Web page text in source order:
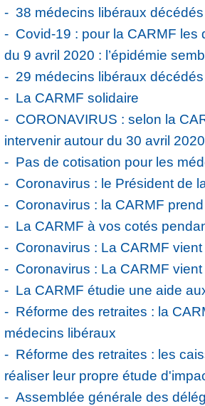
38 médecins libéraux
Covid-19 : pour la CARMF
du 9 avril 2020 : l’épidémie
29 médecins libéraux
La CARMF solidaire
CORONAVIRUS : selon la
intervenir autour du 30 avril 2020
Pas de cotisation pour les
Coronavirus : le Président de
Coronavirus : la CARMF
La CARMF à vos cotés
Coronavirus : La CARMF
Coronavirus : La CARMF
La CARMF étudie une aide
Réforme des retraites : la
médecins libéraux
Réforme des retraites : les
réaliser leur propre étude
Assemblée générale des